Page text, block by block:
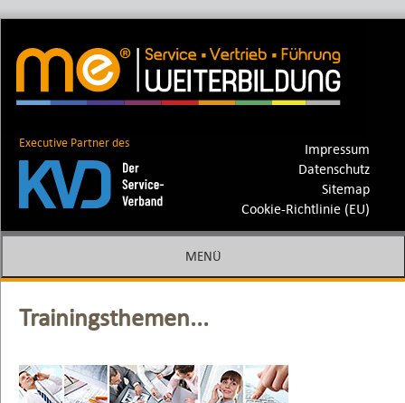
me Weiterbildung – die Spezialisten
GmbH
Markus Eckstein | Fred Kastens |
Ferdinand Soethe
Executive Partner des
Impressum
Datenschutz
Sitemap
Cookie-Richtlinie (EU)
MENÜ
SPRINGE ZUM INHALT
Trainingsthemen...